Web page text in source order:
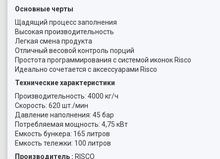
Основные черты
Щадящий процесс заполнения
Высокая производительность
Легкая смена продукта
Отличный весовой контроль порций
Простота программирования с системой иконок Risco
Идеально сочетается с аксессуарами Risco
Технические характеристики
Производительность: 4000 кг/ч
Скорость: 620 шт./мин
Давление наполнения: 45 бар
Потребляемая мощность: 4,75 кВт
Емкость бункера: 165 литров
Емкость тележки: 100 литров
Производитель : RISCO